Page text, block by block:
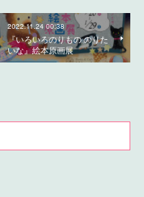
2022.11.24 00:38
『いろいろのりもの のりた
いな』絵本原画展